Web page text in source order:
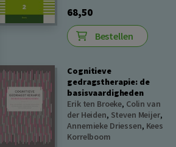
68,50
Bestellen
Cognitieve
gedragstherapie: de
basisvaardigheden
Erik ten Broeke, Colin van
der Heiden, Steven Meijer,
Annemieke Driessen, Kees
Korrelboom